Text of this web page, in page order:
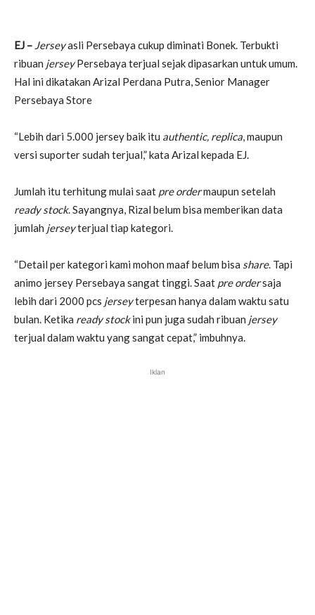
EJ – Jerseyasli Persebaya cukup diminati Bonek. Terbukti
ribuan jerseyPersebaya terjual sejak dipasarkan untuk umum.
Hal ini dikatakan Arizal Perdana Putra, Senior Manager
Persebaya Store
“Lebih dari 5.000 jersey baik itu authentic, replica , maupun
versi suporter sudah terjual,” kata Arizal kepada EJ.
Jumlah itu terhitung mulai saat pre ordermaupun setelah
ready stock. Sayangnya, Rizal belum bisa memberikan data
jumlah jerseyterjual tiap kategori.
“Detail per kategori kami mohon maaf belum bisa share. Tapi
animo jersey Persebaya sangat tinggi. Saat pre ordersaja
lebih dari 2000 pcs jerseyterpesan hanya dalam waktu satu
bulan. Ketika ready stockini pun juga sudah ribuan jersey
terjual dalam waktu yang sangat cepat,” imbuhnya.
Iklan